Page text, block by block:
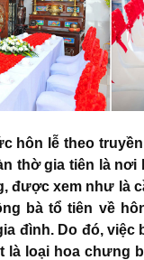
hôn lễ theo
thờ gia tiên là nơi
được xem như là
bà tổ tiên về
đình. Do đó, việc
là loại hoa chưng